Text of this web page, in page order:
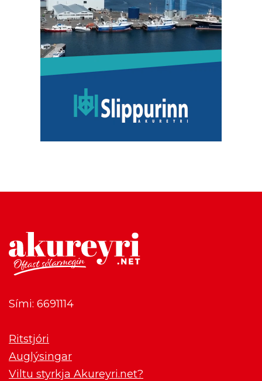
Sími: 6691114
Ritstjóri
Auglýsingar
Viltu styrkja Akureyri.net?